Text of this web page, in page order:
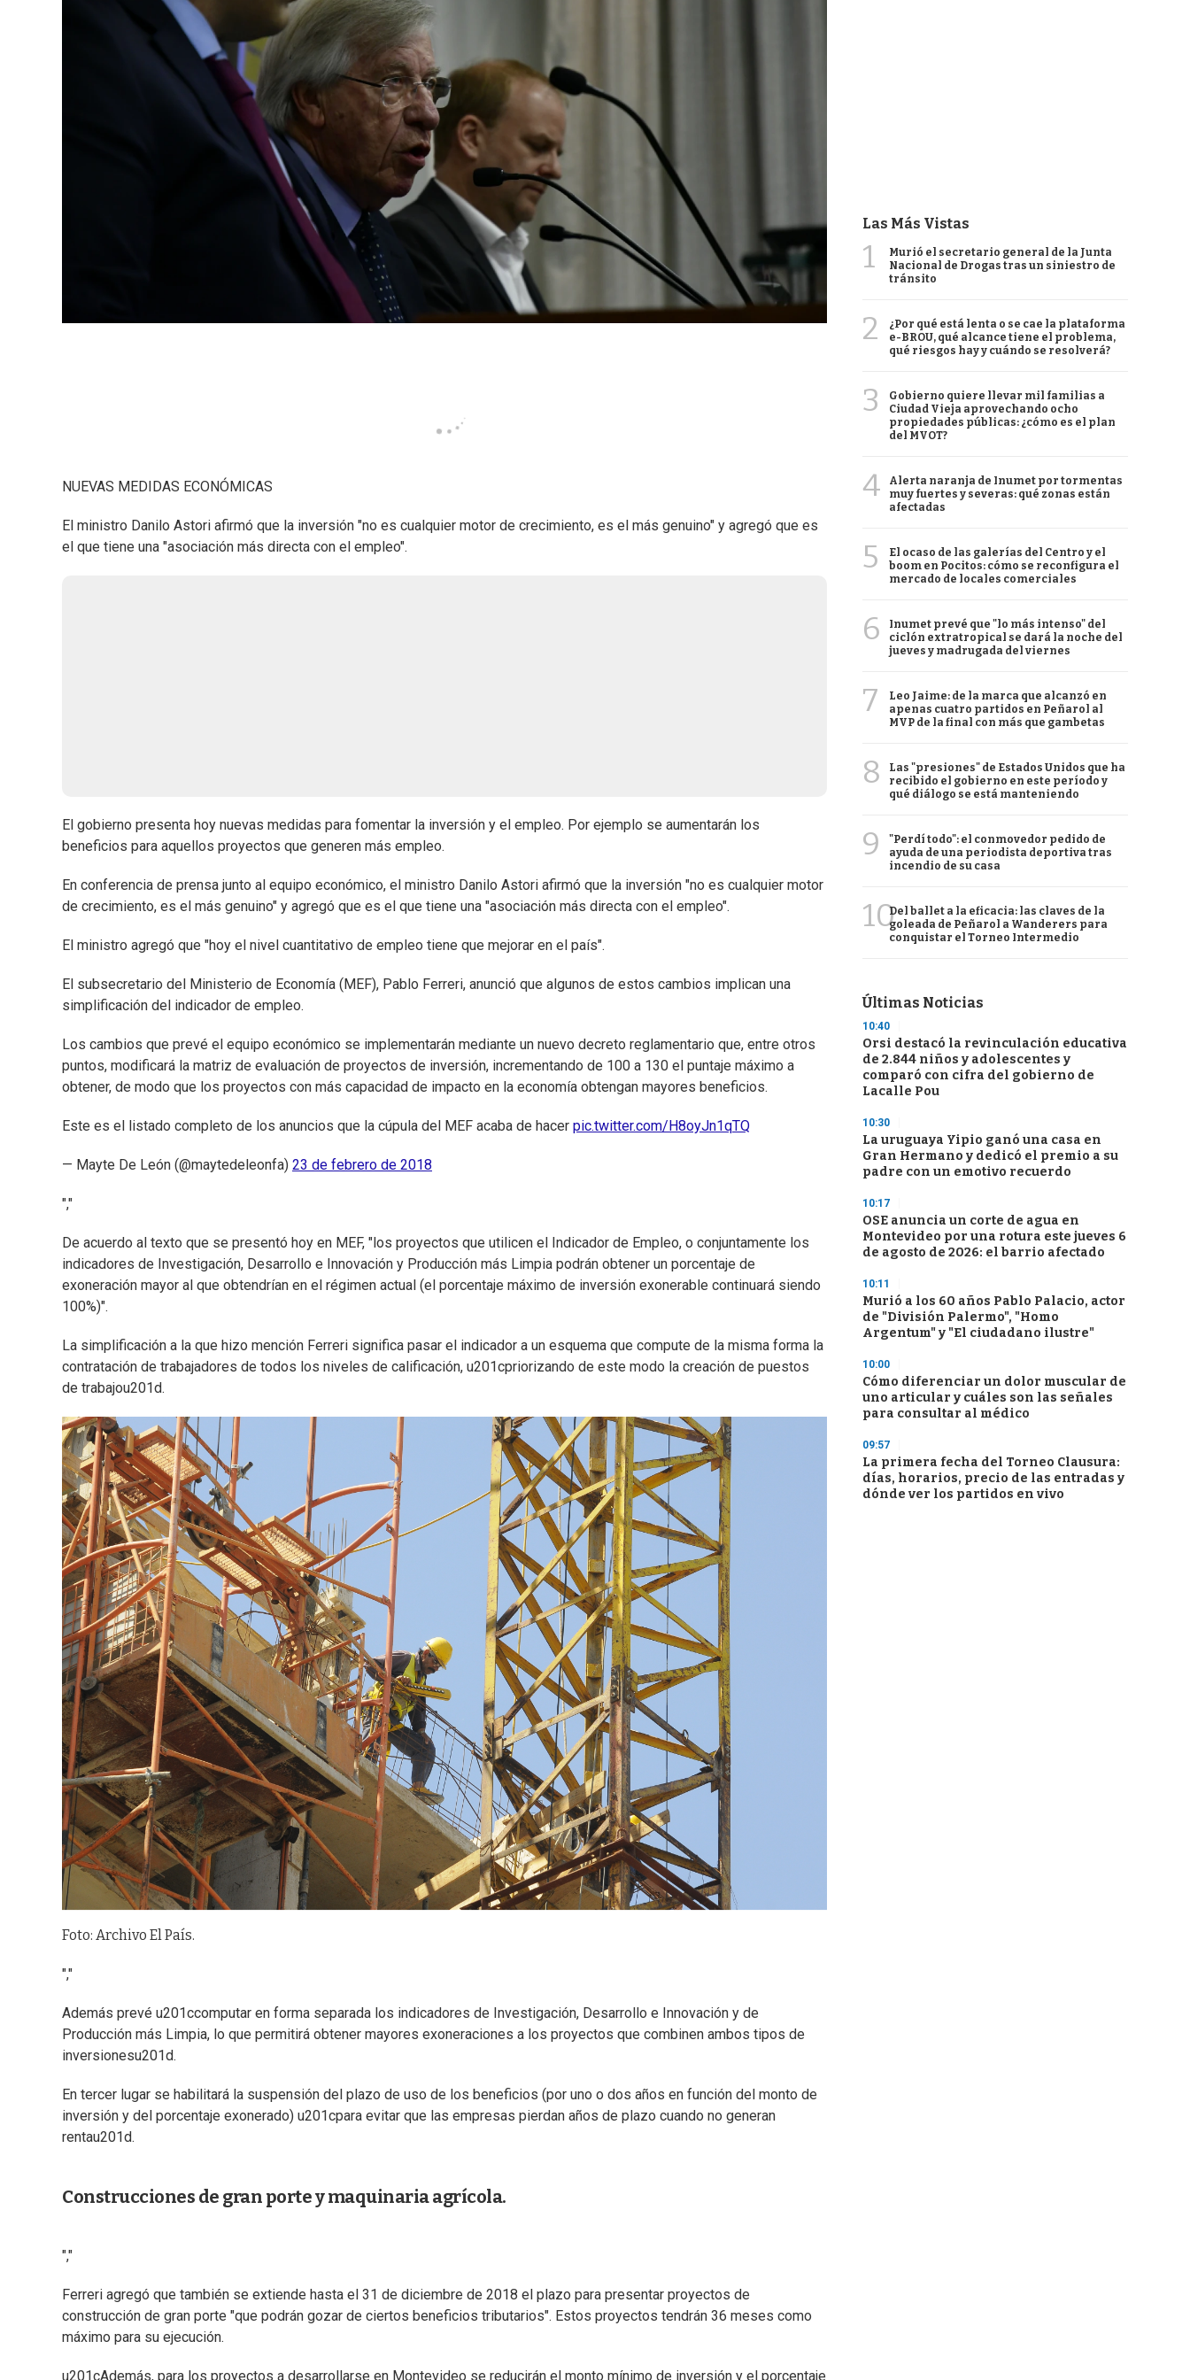
NUEVAS MEDIDAS ECONÓMICAS
El ministro Danilo Astori afirmó que la inversión "no es cualquier motor de crecimiento, es el más genuino" y agregó que es
el que tiene una "asociación más directa con el empleo".
El gobierno presenta hoy nuevas medidas para fomentar la inversión y el empleo. Por ejemplo se aumentarán los
beneficios para aquellos proyectos que generen más empleo.
En conferencia de prensa junto al equipo económico, el ministro Danilo Astori afirmó que la inversión "no es cualquier motor
de crecimiento, es el más genuino" y agregó que es el que tiene una "asociación más directa con el empleo".
El ministro agregó que "hoy el nivel cuantitativo de empleo tiene que mejorar en el país".
El subsecretario del Ministerio de Economía (MEF), Pablo Ferreri, anunció que algunos de estos cambios implican una
simplificación del indicador de empleo.
Los cambios que prevé el equipo económico se implementarán mediante un nuevo decreto reglamentario que, entre otros
puntos, modificará la matriz de evaluación de proyectos de inversión, incrementando de 100 a 130 el puntaje máximo a
obtener, de modo que los proyectos con más capacidad de impacto en la economía obtengan mayores beneficios.
Este es el listado completo de los anuncios que la cúpula del MEF acaba de hacer pic.twitter.com/H8oyJn1qTQ
— Mayte De León (@maytedeleonfa) 23 de febrero de 2018
","
De acuerdo al texto que se presentó hoy en MEF, "los proyectos que utilicen el Indicador de Empleo, o conjuntamente los
indicadores de Investigación, Desarrollo e Innovación y Producción más Limpia podrán obtener un porcentaje de
exoneración mayor al que obtendrían en el régimen actual (el porcentaje máximo de inversión exonerable continuará siendo
100%)".
La simplificación a la que hizo mención Ferreri significa pasar el indicador a un esquema que compute de la misma forma la
contratación de trabajadores de todos los niveles de calificación, u201cpriorizando de este modo la creación de puestos
de trabajou201d.
Foto: Archivo El País.
","
Además prevé u201ccomputar en forma separada los indicadores de Investigación, Desarrollo e Innovación y de
Producción más Limpia, lo que permitirá obtener mayores exoneraciones a los proyectos que combinen ambos tipos de
inversionesu201d.
En tercer lugar se habilitará la suspensión del plazo de uso de los beneficios (por uno o dos años en función del monto de
inversión y del porcentaje exonerado) u201cpara evitar que las empresas pierdan años de plazo cuando no generan
rentau201d.
Construcciones de gran porte y maquinaria agrícola.
","
Ferreri agregó que también se extiende hasta el 31 de diciembre de 2018 el plazo para presentar proyectos de
construcción de gran porte "que podrán gozar de ciertos beneficios tributarios". Estos proyectos tendrán 36 meses como
máximo para su ejecución.
u201cAdemás, para los proyectos a desarrollarse en Montevideo se reducirán el monto mínimo de inversión y el porcentaje
Las Más Vistas
1
Murió el secretario general de la Junta
Nacional de Drogas tras un siniestro de
tránsito
2
¿Por qué está lenta o se cae la plataforma
e-BROU, qué alcance tiene el problema,
qué riesgos hay y cuándo se resolverá?
3
Gobierno quiere llevar mil familias a
Ciudad Vieja aprovechando ocho
propiedades públicas: ¿cómo es el plan
del MVOT?
4
Alerta naranja de Inumet por tormentas
muy fuertes y severas: qué zonas están
afectadas
5
El ocaso de las galerías del Centro y el
boom en Pocitos: cómo se reconfigura el
mercado de locales comerciales
6
Inumet prevé que "lo más intenso" del
ciclón extratropical se dará la noche del
jueves y madrugada del viernes
7
Leo Jaime: de la marca que alcanzó en
apenas cuatro partidos en Peñarol al
MVP de la final con más que gambetas
8
Las "presiones" de Estados Unidos que ha
recibido el gobierno en este período y
qué diálogo se está manteniendo
9
"Perdí todo": el conmovedor pedido de
ayuda de una periodista deportiva tras
incendio de su casa
10Del ballet a la eficacia: las claves de la
goleada de Peñarol a Wanderers para
conquistar el Torneo Intermedio
Últimas Noticias
10:40
Orsi destacó la revinculación educativa
de 2.844 niños y adolescentes y
comparó con cifra del gobierno de
Lacalle Pou
10:30
La uruguaya Yipio ganó una casa en
Gran Hermano y dedicó el premio a su
padre con un emotivo recuerdo
10:17
OSE anuncia un corte de agua en
Montevideo por una rotura este jueves 6
de agosto de 2026: el barrio afectado
10:11
Murió a los 60 años Pablo Palacio, actor
de "División Palermo", "Homo
Argentum" y "El ciudadano ilustre"
10:00
Cómo diferenciar un dolor muscular de
uno articular y cuáles son las señales
para consultar al médico
09:57
La primera fecha del Torneo Clausura:
días, horarios, precio de las entradas y
dónde ver los partidos en vivo